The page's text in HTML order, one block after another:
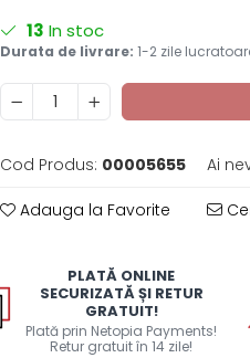
13 In stoc
Durata de livrare: 1-2 zile
Cod Produs: 00005655 Ai
Adauga la Favorite
PLATĂ ONLINE
SECURIZATĂ ȘI RETUR
GRATUIT!
Plată prin Netopia Payments!
Retur gratuit în 14 zile!